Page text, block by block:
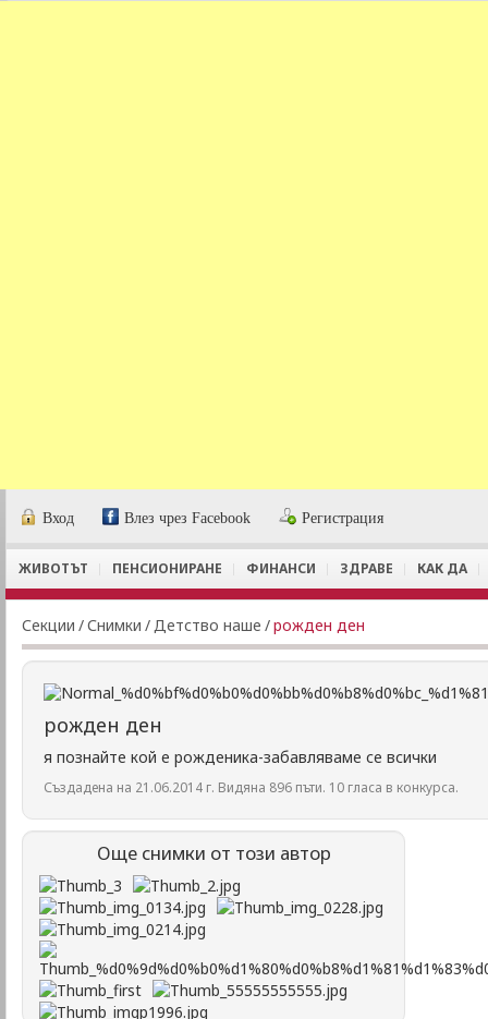
Вход Влез чрез Facebook Регистрация
ЖИВОТЪТ ПЕНСИОНИРАНЕ ФИНАНСИ ЗДРАВЕ КАК ДА
Секции /Снимки /Детство наше /рожден ден
рожден ден
я познайте кой е рожденика-забавляваме се всички
Създадена на 21.06.2014 г. Видяна 896 пъти. 10 гласа в конкурса.
Още снимки от този автор